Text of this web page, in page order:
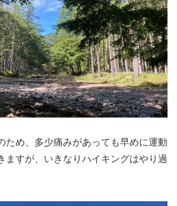
ため、多少痛みがあっても早めに運動
すが、いきなりハイキングはやり過